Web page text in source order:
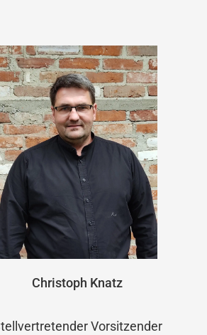
Christoph Knatz
Vorsitzender